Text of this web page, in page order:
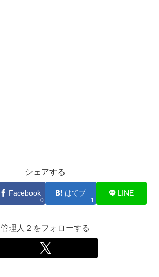
シェアする
Facebook
0
はてブ
1
LINE
管理人２をフォローする